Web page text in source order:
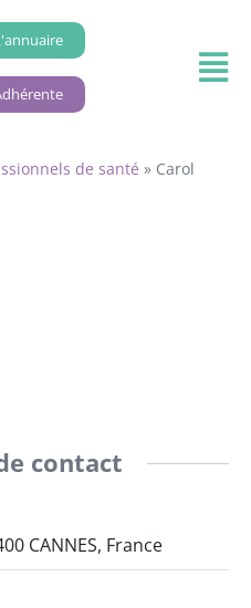
de santé » Carol
contact
CANNES, France